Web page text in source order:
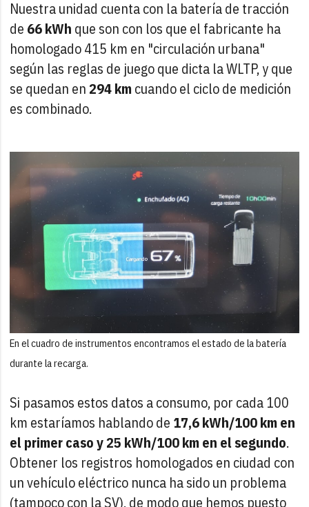
Nuestra unidad cuenta con la batería de tracción
de 66 kWh que son con los que el fabricante ha
homologado 415 km en "circulación urbana"
según las reglas de juego que dicta la WLTP, y que
se quedan en294 km cuando el ciclo de medición
es combinado.
En el cuadro de instrumentos encontramos el estado de la batería
durante la recarga.
Si pasamos estos datos a consumo, por cada 100
km estaríamos hablando de 17,6 kWh/100 km en
el primer caso y 25 kWh/100 km en el segundo.
Obtener los registros homologados en ciudad con
un vehículo eléctrico nunca ha sido un problema
(tampoco con la SV), de modo que hemos puesto